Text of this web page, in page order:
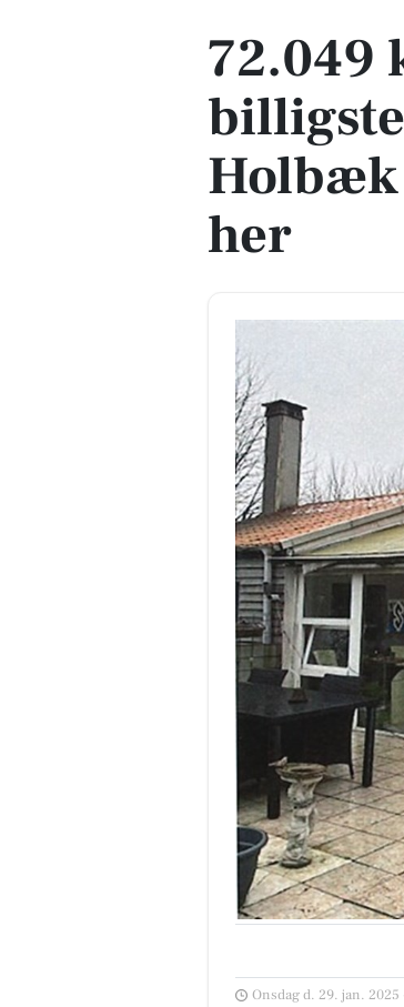
72.049
Holbæk
her
Onsdag d. 29. jan.